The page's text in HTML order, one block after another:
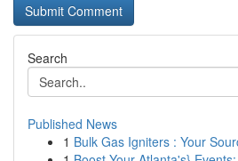
Search
Published News
1 Bulk Gas Igniters : Your